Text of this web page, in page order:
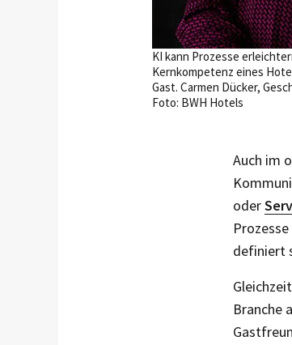
KI kann Prozesse
Kernkompetenz eines
Gast. Carmen Dücker,
Foto: BWH Hotels
Auch im
oder
definiert
Branche